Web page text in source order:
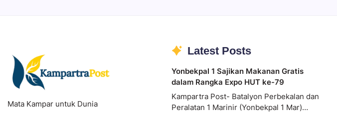
Mata Kampar untuk Dunia
Latest Posts
Yonbekpal 1 Sajikan Makanan Gratis
dalam Rangka Expo HUT ke-79
Kampartra Post- Batalyon Perbekalan dan
Peralatan 1 Marinir (Yonbekpal 1 Mar)…